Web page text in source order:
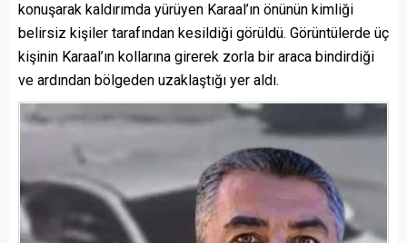
konuşarak kaldırımda yürüyen Karaal’ın önünün kimliği
belirsiz kişiler tarafından kesildiği görüldü. Görüntülerde üç
kişinin Karaal’ın kollarına girerek zorla bir araca bindirdiği
ve ardından bölgeden uzaklaştığı yer aldı.